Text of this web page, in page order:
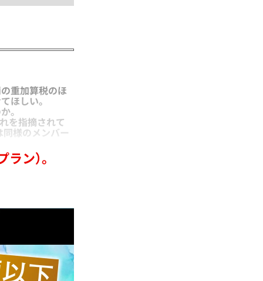
重加算税のほ
ほしい。
。
を指摘されて
同様のメンバー
ン）。